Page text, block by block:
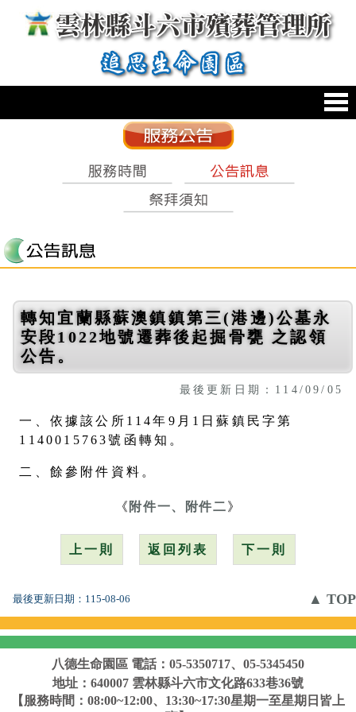
跳到主要內容區塊
轉知宜蘭縣蘇澳鎮鎮第三(港邊)公墓永
安段1022地號遷葬後起掘骨甕 之認領
公告。
最後更新日期：114/09/05
一、依據該公所114年9月1日蘇鎮民字第
1140015763號函轉知。
二、餘參附件資料。
《 附件一、附件二》
上一則 返回列表 下一則
最後更新日期： 115-08-06 ▲ TOP
八德生命園區 電話：05-5350717、05-5345450
地址：640007 雲林縣斗六市文化路633巷36號
【服務時間：08:00~12:00、13:30~17:30星期一至星期日皆上